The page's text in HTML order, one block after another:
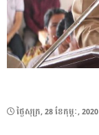
POSTED
ថ្ងៃ​សុក្រ, 28 ខែ​កុម្ភៈ, 2020